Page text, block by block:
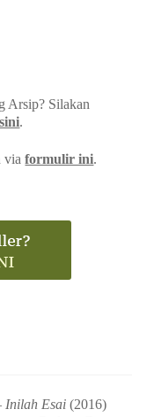
Arsip? Silakan
.
viaformulir ini.
Inilah Esai(2016)